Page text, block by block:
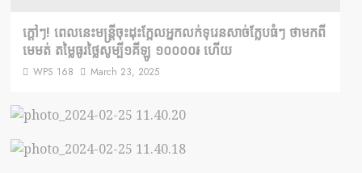
ក្តៅៗ! ពេលនេះមន្រ្តីចុះដុះក្អែលអ្នកលក់ទុរេនសាច់ក្លែបធំៗ ថាមកពី
មេមត់ តម្លៃធូរថ្លៃសូម្បី១គីឡូ ១០០០០៛ ហើយ
WPS 168 March 23, 2025